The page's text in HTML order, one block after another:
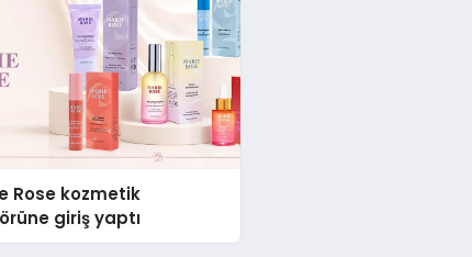
Rose kozmetik
giriş yaptı